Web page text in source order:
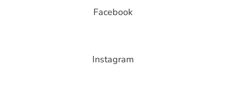
Facebook
Instagram